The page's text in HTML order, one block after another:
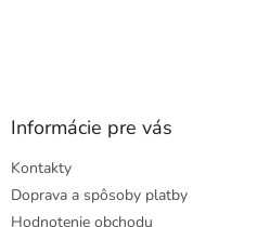
Informácie pre vás
Kontakty
Doprava a spôsoby platby
Hodnotenie obchodu